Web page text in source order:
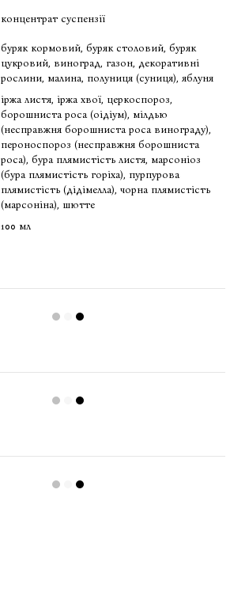
концентрат суспензії
буряк кормовий, буряк столовий, буряк
цукровий, виноград, газон, декоративні
рослини, малина, полуниця (суниця), яблуня
іржа листя, іржа хвої, церкоспороз,
борошниста роса (оідіум), мілдью
(несправжня борошниста роса винограду),
пероноспороз (несправжня борошниста
роса), бура плямистість листя, марсоніоз
(бура плямистість горіха), пурпурова
плямистість (дідімелла), чорна плямистість
(марсоніна), шютте
100 мл